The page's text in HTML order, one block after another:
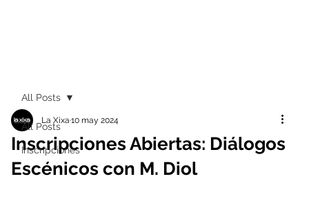
All Posts
Inscripciones
All Posts
Inscripciones Abiertas: Diálogos
Escénicos con M. Diol
La Xixa10 may 2024